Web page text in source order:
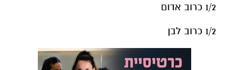
1/2 כרוב אדום
1/2 כרוב לבן